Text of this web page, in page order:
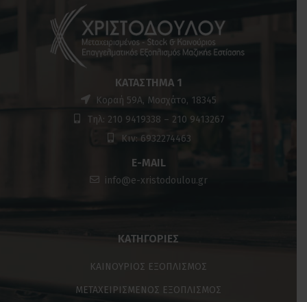
ΚΑΤΆΣΤΗΜΑ 1
Κοραή 59Α, Μοσχάτο, 18345
Τηλ: 210 9419338 – 210 9413267
Κιν: 6932274463
E-MAIL
info@e-xristodoulou.gr
ΚΑΤΗΓΟΡΊΕΣ
ΚΑΙΝΟΥΡΙΟΣ ΕΞΟΠΛΙΣΜΟΣ
ΜΕΤΑΧΕΙΡΙΣΜΕΝΟΣ ΕΞΟΠΛΙΣΜΟΣ